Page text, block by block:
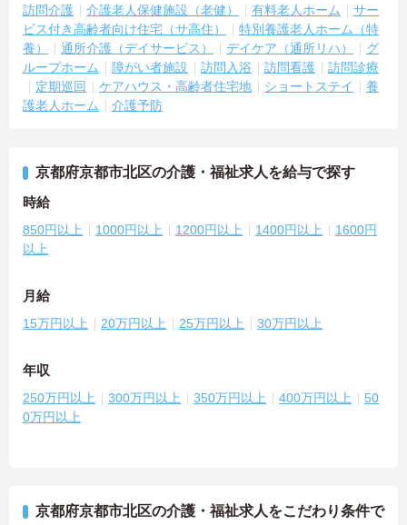
訪問介護 介護老人保健施設（老健） 有料老人ホーム
サー
ビス付き高齢者向け住宅（サ高住）
特別養護老人ホーム（特
養）
通所介護（デイサービス） デイケア（通所リハ）
グ
ループホーム
障がい者施設 訪問入浴 訪問看護
訪問診療
定期巡回
ケアハウス・高齢者住宅地 ショートステイ
養
護老人ホーム
介護予防
京都府京都市北区の介護・福祉求人を給与で探す
時給
850円以上 1000円以上 1200円以上 1400円以上
1600円
以上
月給
15万円以上 20万円以上 25万円以上 30万円以上
年収
250万円以上 300万円以上 350万円以上 400万円以上
50
0万円以上
京都府京都市北区の介護・福祉求人をこだわり条件で